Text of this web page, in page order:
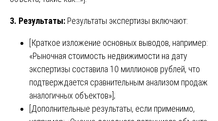
3. Результаты: Результаты экспертизы включают:
[Краткое изложение основных выводов, например:
«Рыночная стоимость недвижимости на дату
экспертизы составила 10 миллионов рублей, что
подтверждается сравнительным анализом продаж
аналогичных объектов»];
[Дополнительные результаты, если применимо,